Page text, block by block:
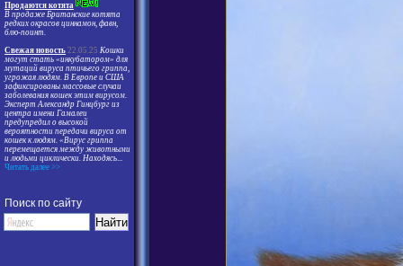
Продаются котята
В продаже Британские котята
редких окрасов циннамон, фавн,
блю-поинт.
Свежая новость 22.05.25 Кошки
могут стать «инкубатором» для
мутаций вируса птичьего гриппа,
угрожая людям. В Европе и США
зафиксированы массовые случаи
заболевания кошек этим вирусом.
Эксперт Александр Гинцбург из
центра имени Гамалеи
предупредил о высокой
вероятности передачи вируса от
кошек к людям. «Вирус гриппа
перемещается между животными
и людьми циклически. Находясь...
Читать далее >>
Поиск по сайту